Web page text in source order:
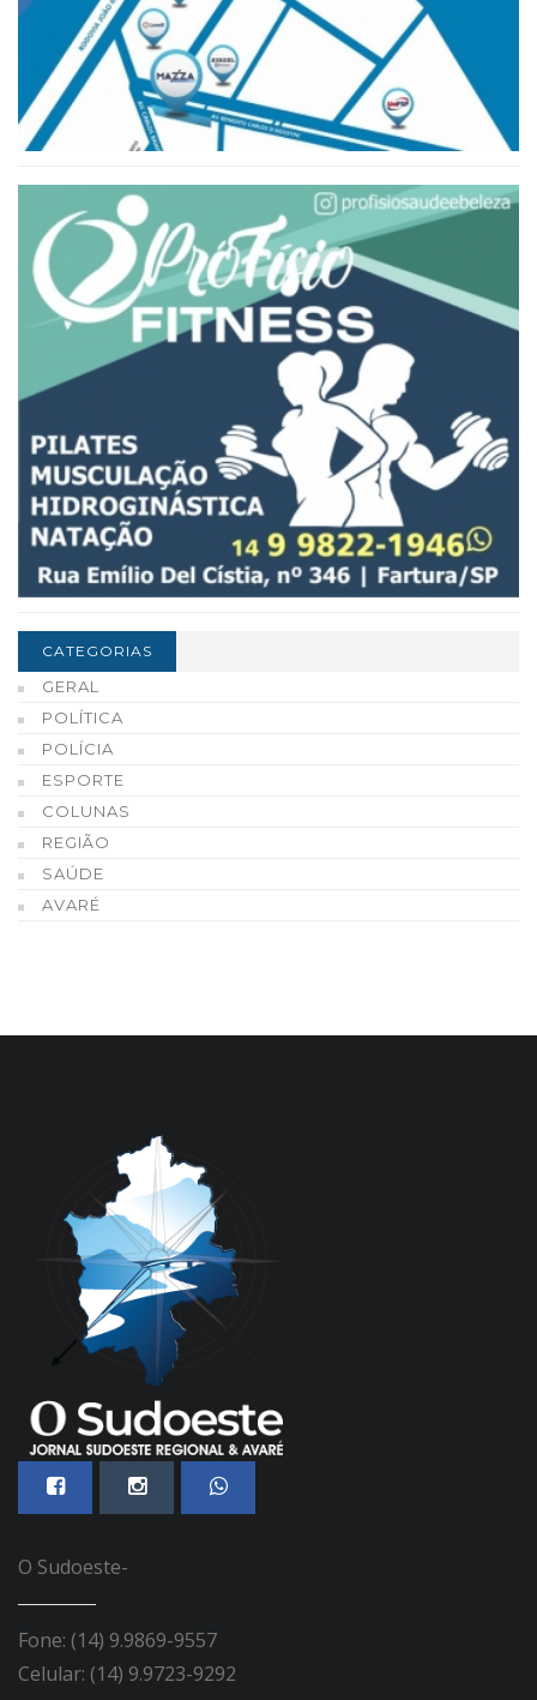
CATEGORIAS
GERAL
POLÍTICA
POLÍCIA
ESPORTE
COLUNAS
REGIÃO
SAÚDE
AVARÉ
O Sudoeste-
Fone: (14) 9.9869-9557
Celular: (14) 9.9723-9292